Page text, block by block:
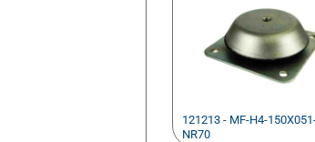
121213 - MF-H4-
NR70